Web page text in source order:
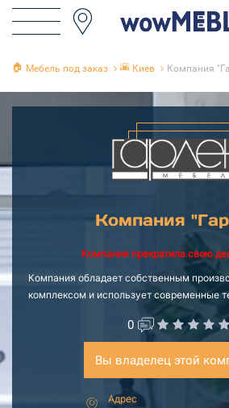
🏠 Мебель под заказ 🌇 Киев Компания
Компания
Компания прекратила свою
Компания обладает собственным
комплексом и использует современные
0
Вы владелец этой
Адрес